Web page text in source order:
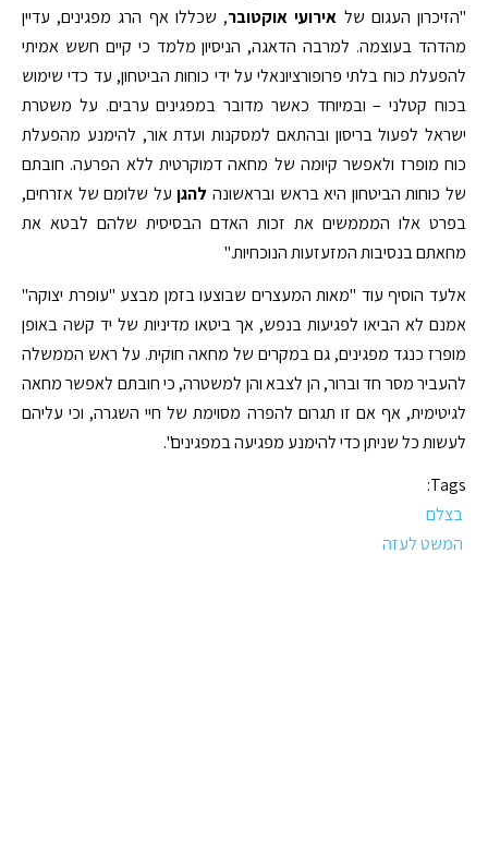
"הזיכרון העגום של אירועי אוקטובר, שכללו אף הרג מפגינים, עדיין
מהדהד בעוצמה. למרבה הדאגה, הניסיון מלמד כי קיים חשש אמיתי
להפעלת כוח בלתי פרופורציונאלי על ידי כוחות הביטחון, עד כדי שימוש
בכוח קטלני – ובמיוחד כאשר מדובר במפגינים ערבים. על משטרת
ישראל לפעול בריסון ובהתאם למסקנות ועדת אור, להימנע מהפעלת
כוח מופרז ולאפשר קיומה של מחאה דמוקרטית ללא הפרעה. חובתם
של כוחות הביטחון היא בראש ובראשונה להגןעל שלומם של אזרחים,
בפרט אלו המממשים את זכות האדם הבסיסית שלהם לבטא את
מחאתם בנסיבות המזעזעות הנוכחיות."
אלעד הוסיף עוד "מאות המעצרים שבוצעו בזמן מבצע "עופרת יצוקה"
אמנם לא הביאו לפגיעות בנפש, אך ביטאו מדיניות של יד קשה באופן
מופרז כנגד מפגינים, גם במקרים של מחאה חוקית. על ראש הממשלה
להעביר מסר חד וברור, הן לצבא והן למשטרה, כי חובתם לאפשר מחאה
לגיטימית, אף אם זו תגרום להפרה מסוימת של חיי השגרה, וכי עליהם
לעשות כל שניתן כדי להימנע מפגיעה במפגינים".
Tags:
בצלם
המשט לעזה